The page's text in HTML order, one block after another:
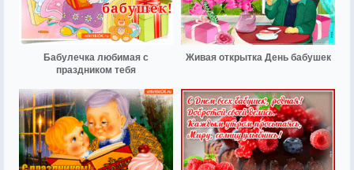
Бабулечка любимая с
праздником тебя
Живая открытка День бабушек